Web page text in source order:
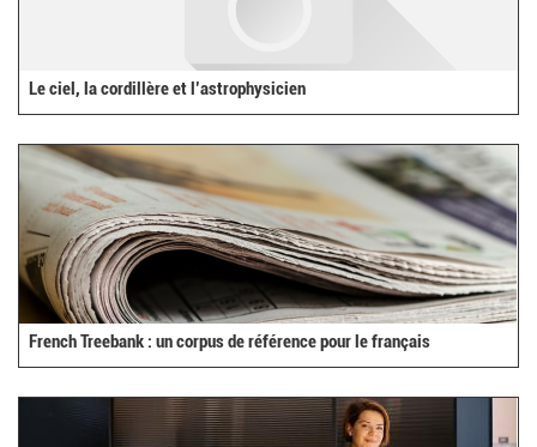
Le ciel, la cordillère et l’astrophysicien
French Treebank : un corpus de référence pour le français